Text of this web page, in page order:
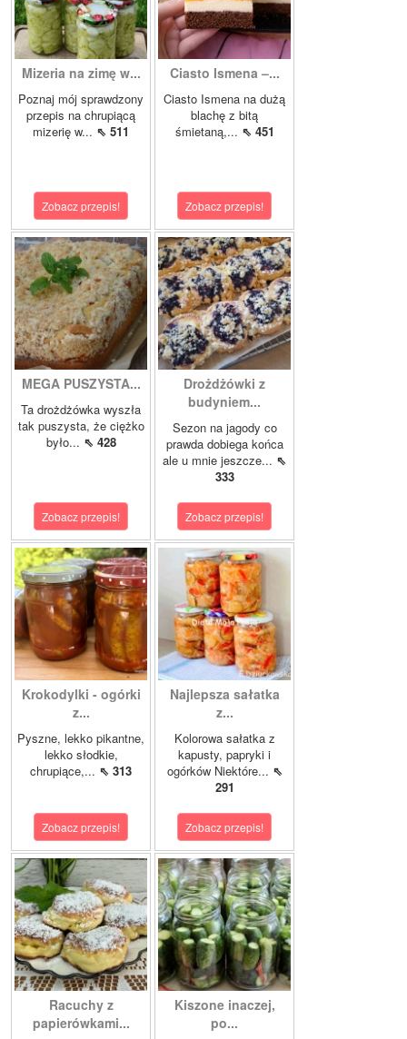
Mizeria na zimę w...
Poznaj mój sprawdzony
przepis na chrupiącą
mizerię w... ⇖ 511
Zobacz przepis!
Ciasto Ismena –...
Ciasto Ismena na dużą
blachę z bitą
śmietaną,... ⇖ 451
Zobacz przepis!
MEGA PUSZYSTA...
Ta drożdżówka wyszła
tak puszysta, że ciężko
było... ⇖ 428
Zobacz przepis!
Drożdżówki z
budyniem...
Sezon na jagody co
prawda dobiega końca
ale u mnie jeszcze... ⇖
333
Zobacz przepis!
Krokodylki - ogórki
z...
Pyszne, lekko pikantne,
lekko słodkie,
chrupiące,... ⇖ 313
Zobacz przepis!
Najlepsza sałatka
z...
Kolorowa sałatka z
kapusty, papryki i
ogórków Niektóre... ⇖
291
Zobacz przepis!
Racuchy z
papierówkami...
Kiszone inaczej,
po...